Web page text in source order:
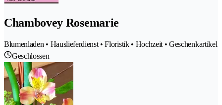
Chambovey Rosemarie
Blumenladen • Hauslieferdienst • Floristik • Hochzeit • Geschenkartikel
Geschlossen